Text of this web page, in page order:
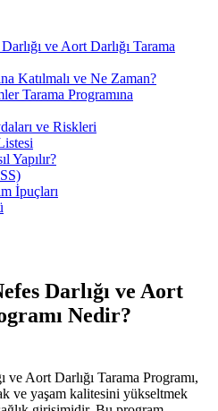
ve Aort Darlığı Tarama
Katılmalı ve Ne Zaman?
Tarama Programına
ve Riskleri
Yapılır?
İpuçları
Darlığı ve Aort
Nedir?
ve Aort Darlığı Tarama Programı,
ve yaşam kalitesini yükseltmek